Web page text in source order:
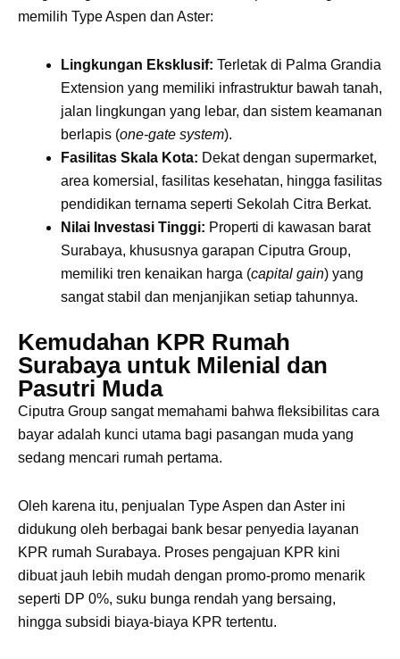
Kemudahan KPR Rumah
Pasutri Muda
Ciputra Group sangat memahami bahwa fleksibilitas cara
bayar adalah kunci utama bagi pasangan muda yang
sedang mencari rumah pertama.
Oleh karena itu, penjualan Type Aspen dan Aster ini
didukung oleh berbagai bank besar penyedia layanan
KPR rumah Surabaya. Proses pengajuan KPR kini
dibuat jauh lebih mudah dengan promo-promo menarik
seperti DP 0%, suku bunga rendah yang bersaing,
hingga subsidi biaya-biaya KPR tertentu.
Memiliki rumah mewah 2 lantai kini bukan lagi beban
finansial yang berat, melainkan langkah perencanaan
masa depan yang matang dan terukur.
Jangan Sampai Kehabisan Unit!
Jika selama ini Anda menahan diri untuk membeli
Type Aspen dan Type Aster adalah momentum emas
yang tidak boleh dilewatkan.
Anda bisa mendapatkan kemewahan, material premium,
dan fasad 100% serupa dengan Type Arden, namun
dengan harga rumah 2M-an yang jauh lebih masuk akal.